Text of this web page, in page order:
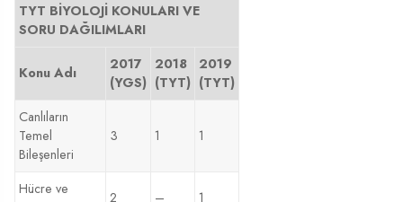
TYT BİYOLOJİ KONULARI VE
SORU DAĞILIMLARI
Konu Adı
2017
(YGS)
2018
(TYT)
2019
(TYT)
Canlıların
Temel
Bileşenleri
3 1 1
Hücre ve
2 – 1